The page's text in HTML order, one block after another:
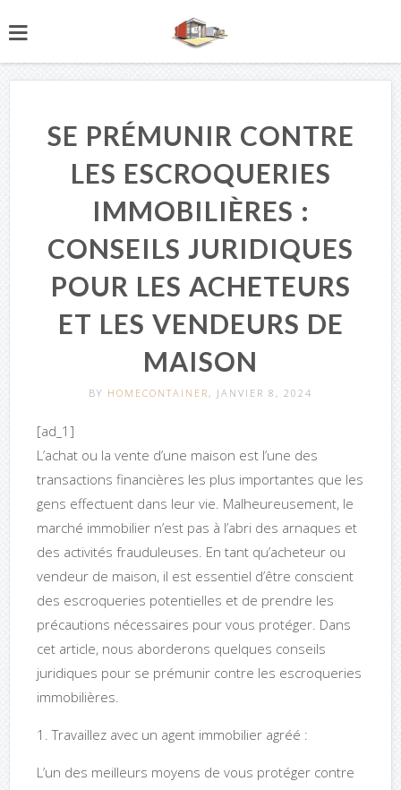
SE PRÉMUNIR CONTRE
LES ESCROQUERIES
IMMOBILIÈRES :
CONSEILS JURIDIQUES
POUR LES ACHETEURS
ET LES VENDEURS DE
MAISON
BY HOMECONTAINER , JANVIER 8, 2024
[ad_1]
L’achat ou la vente d’une maison est l’une des
transactions financières les plus importantes que les
gens effectuent dans leur vie. Malheureusement, le
marché immobilier n’est pas à l’abri des arnaques et
des activités frauduleuses. En tant qu’acheteur ou
vendeur de maison, il est essentiel d’être conscient
des escroqueries potentielles et de prendre les
précautions nécessaires pour vous protéger. Dans
cet article, nous aborderons quelques conseils
juridiques pour se prémunir contre les escroqueries
immobilières.
1. Travaillez avec un agent immobilier agréé :
L’un des meilleurs moyens de vous protéger contre